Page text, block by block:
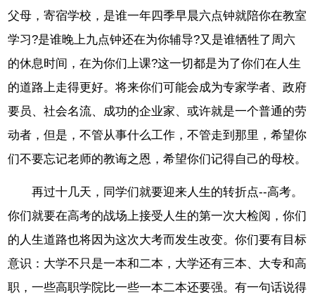
父母，寄宿学校，是谁一年四季早晨六点钟就陪你在教室
学习?是谁晚上九点钟还在为你辅导?又是谁牺牲了周六
的休息时间，在为你们上课?这一切都是为了你们在人生
的道路上走得更好。将来你们可能会成为专家学者、政府
要员、社会名流、成功的企业家、或许就是一个普通的劳
动者，但是，不管从事什么工作，不管走到那里，希望你
们不要忘记老师的教诲之恩，希望你们记得自己的母校。
再过十几天，同学们就要迎来人生的转折点--高考。
你们就要在高考的战场上接受人生的第一次大检阅，你们
的人生道路也将因为这次大考而发生改变。你们要有目标
意识：大学不只是一本和二本，大学还有三本、大专和高
职，一些高职学院比一些一本二本还要强。有一句话说得